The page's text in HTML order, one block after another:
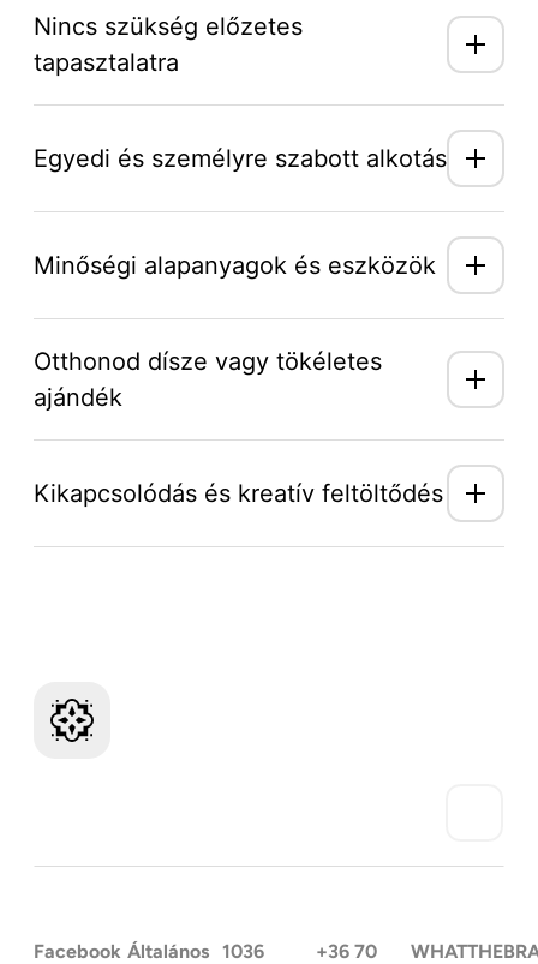
Nincs szükség előzetes
tapasztalatra
Egyedi és személyre szabott alkotás
Minőségi alapanyagok és eszközök
Otthonod dísze vagy tökéletes
ajándék
Kikapcsolódás és kreatív feltöltődés
Facebook Általános 1036
+36 70